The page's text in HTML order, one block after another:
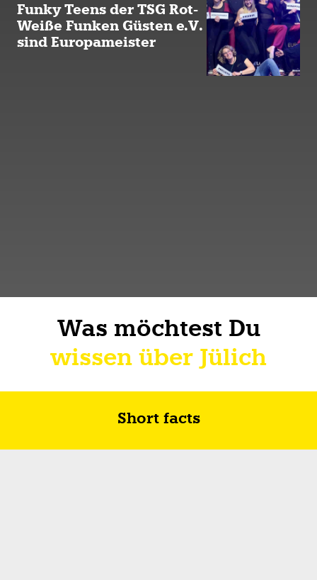
Funky Teens der TSG Rot-
Weiße Funken Güsten e.V.
sind Europameister
Was möchtest Du
wissen über Jülich
Short facts